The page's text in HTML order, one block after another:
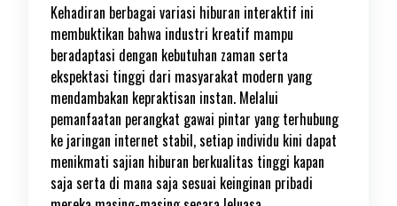
Kehadiran berbagai variasi hiburan interaktif ini
membuktikan bahwa industri kreatif mampu
beradaptasi dengan kebutuhan zaman serta
ekspektasi tinggi dari masyarakat modern yang
mendambakan kepraktisan instan. Melalui
pemanfaatan perangkat gawai pintar yang terhubung
ke jaringan internet stabil, setiap individu kini dapat
menikmati sajian hiburan berkualitas tinggi kapan
saja serta di mana saja sesuai keinginan pribadi